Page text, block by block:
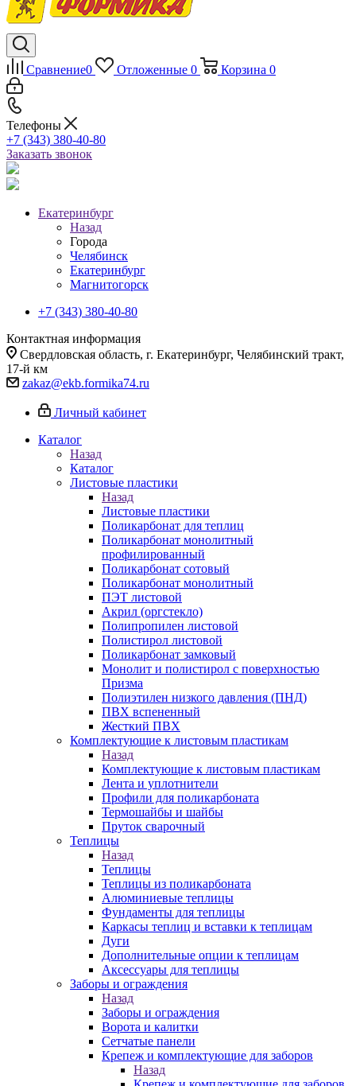
Сравнение0 Отложенные 0 Корзина 0
Телефоны
+7 (343) 380-40-80
Заказать звонок
Екатеринбург
Назад
Города
Челябинск
Екатеринбург
Магнитогорск
+7 (343) 380-40-80
Контактная информация
Свердловская область, г. Екатеринбург, Челябинский тракт,
17-й км
zakaz@ekb.formika74.ru
Личный кабинет
Каталог
Назад
Каталог
Листовые пластики
Назад
Листовые пластики
Поликарбонат для теплиц
Поликарбонат монолитный
профилированный
Поликарбонат сотовый
Поликарбонат монолитный
ПЭТ листовой
Акрил (оргстекло)
Полипропилен листовой
Полистирол листовой
Поликарбонат замковый
Монолит и полистирол с поверхностью
Призма
Полиэтилен низкого давления (ПНД)
ПВХ вспененный
Жесткий ПВХ
Комплектующие к листовым пластикам
Назад
Комплектующие к листовым пластикам
Лента и уплотнители
Профили для поликарбоната
Термошайбы и шайбы
Пруток сварочный
Теплицы
Назад
Теплицы
Теплицы из поликарбоната
Алюминиевые теплицы
Фундаменты для теплицы
Каркасы теплиц и вставки к теплицам
Дуги
Дополнительные опции к теплицам
Аксессуары для теплицы
Заборы и ограждения
Назад
Заборы и ограждения
Ворота и калитки
Сетчатые панели
Крепеж и комплектующие для заборов
Назад